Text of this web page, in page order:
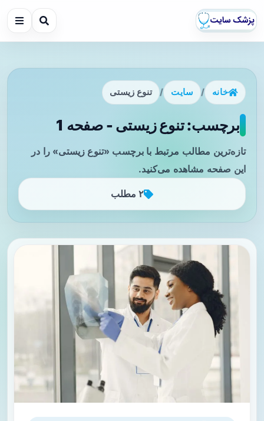
خانه / سایت / تنوع زیستی
برچسب: تنوع زیستی - صفحه 1
تازه‌ترین مطالب مرتبط با برچسب «تنوع زیستی» را در
این صفحه مشاهده می‌کنید.
۲ مطلب